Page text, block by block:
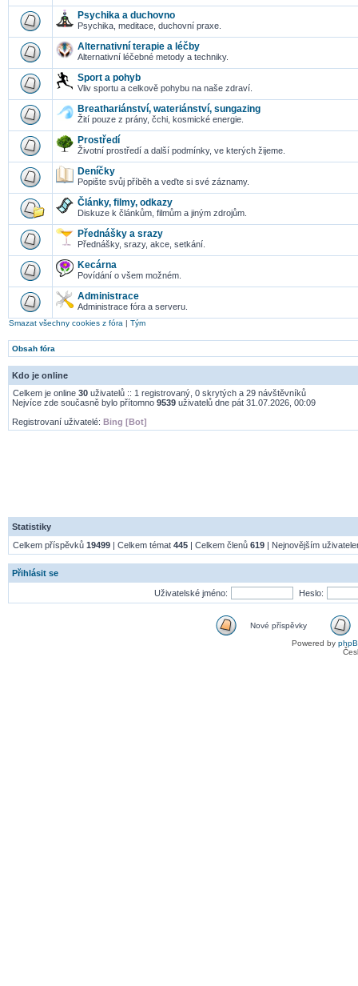
Psychika a duchovno
Psychika, meditace, duchovní praxe.
Alternativní terapie a léčby
Alternativní léčebné metody a techniky.
Sport a pohyb
Vliv sportu a celkově pohybu na naše zdraví.
Breathariánství, wateriánství, sungazing
Žití pouze z prány, čchi, kosmické energie.
Prostředí
Životní prostředí a další podmínky, ve kterých žijeme.
Deníčky
Popište svůj příběh a veďte si své záznamy.
Články, filmy, odkazy
Diskuze k článkům, filmům a jiným zdrojům.
Přednášky a srazy
Přednášky, srazy, akce, setkání.
Kecárna
Povídání o všem možném.
Administrace
Administrace fóra a serveru.
Smazat všechny cookies z fóra | Tým
Obsah fóra
Kdo je online
Celkem je online 30 uživatelů :: 1 registrovaný, 0 skrytých a 29 návštěvníků
Nejvíce zde současně bylo přítomno 9539 uživatelů dne pát 31.07.2026, 00:09
Registrovaní uživatelé: Bing [Bot]
Statistiky
Celkem příspěvků 19499 | Celkem témat 445 | Celkem členů 619 | Nejnovějším
Přihlásit se
Uživatelské jméno: Heslo:
Nové příspěvky
Powered by